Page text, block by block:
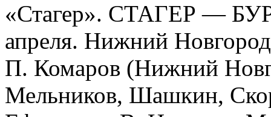
«Стагер». СТАГЕР —
апреля. Нижний
П. Комаров (Нижний
Мельников, Шашкин,